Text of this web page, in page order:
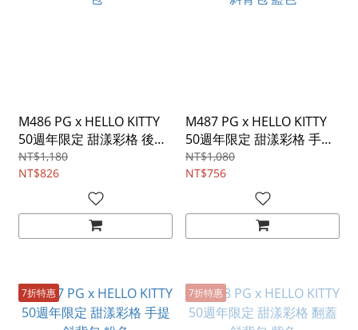
M486 PG x HELLO KITTY
50週年限定 甜漾彩格 後背
包
NT$1,180
NT$826
M487 PG x HELLO KITTY
50週年限定 甜漾彩格 手提
斜背包 藍色
NT$1,080
NT$756
7折特惠 7折特惠